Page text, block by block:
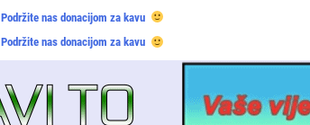
Podržite nas donacijom za kavu
Podržite nas donacijom za kavu